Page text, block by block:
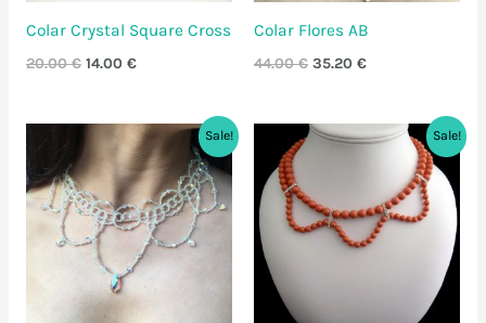
Colar Crystal Square Cross
20.00€ 14.00 €
Colar Flores AB
44.00€ 35.20 €
Sale!
original
era:
30.00 €.
O
preço
atual
é:
24.00 €.
Sale!
O
preço
45.00 €.36.00 €.